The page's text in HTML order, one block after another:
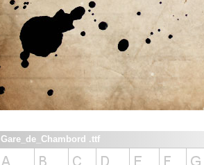
Gare_de_Chambord .ttf